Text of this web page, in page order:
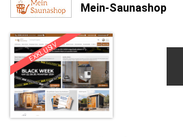
Mein-Saunashop
EXKLUSIV